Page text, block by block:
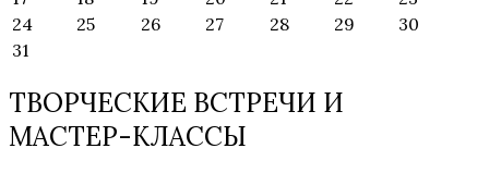
24
25 26 27 28 29
30
31
ТВОРЧЕСКИЕ ВСТРЕЧИ И
МАСТЕР-КЛАССЫ